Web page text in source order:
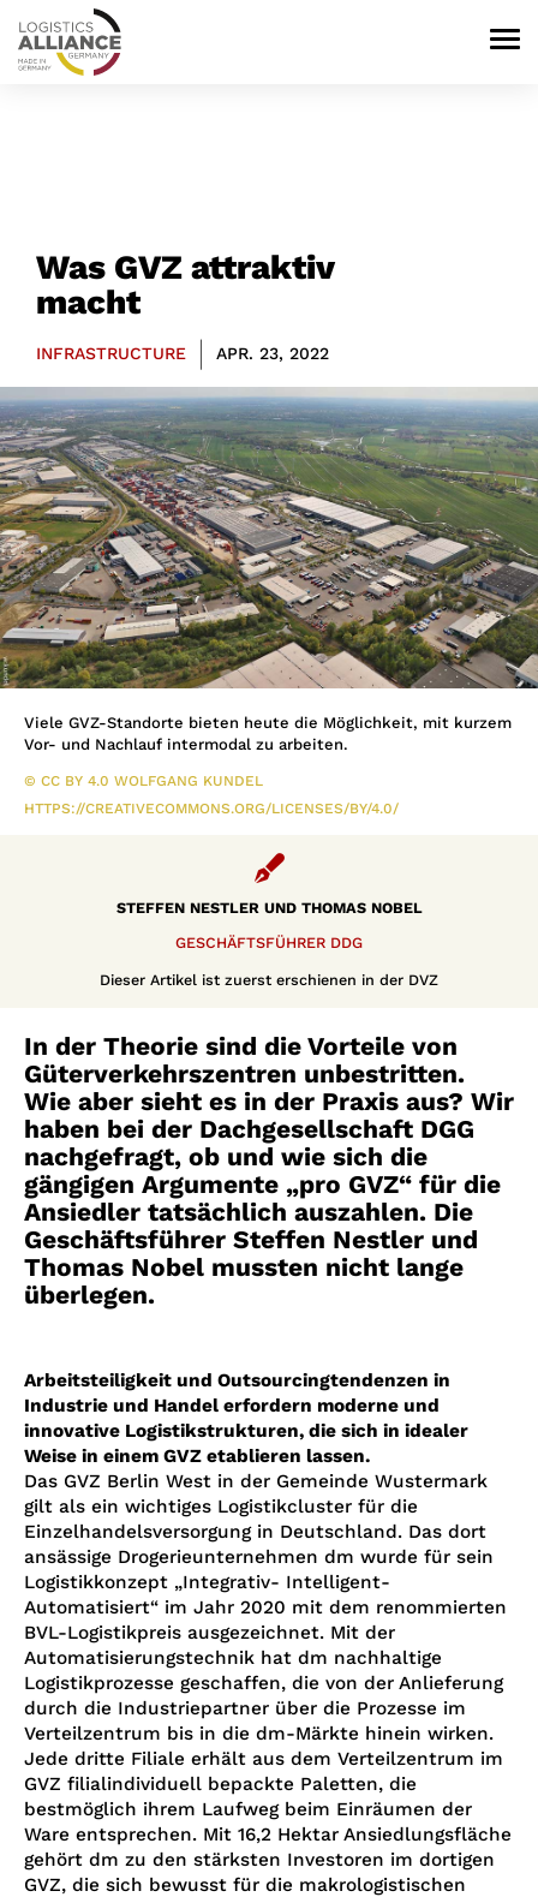
Was GVZ attraktiv
macht
INFRASTRUCTURE | APR. 23, 2022
Viele GVZ-Standorte bieten heute die Möglichkeit, mit kurzem
Vor- und Nachlauf intermodal zu arbeiten.
© CC BY 4.0 WOLFGANG KUNDEL
HTTPS://CREATIVECOMMONS.ORG/LICENSES/BY/4.0/

STEFFEN NESTLER UND THOMAS NOBEL
GESCHÄFTSFÜHRER DDG
Dieser Artikel ist zuerst erschienen in der DVZ
In der Theorie sind die Vorteile von
Güterverkehrszentren unbestritten.
Wie aber sieht es in der Praxis aus? Wir
haben bei der Dachgesellschaft DGG
nachgefragt, ob und wie sich die
gängigen Argumente „pro GVZ“ für die
Ansiedler tatsächlich auszahlen. Die
Geschäftsführer Steffen Nestler und
Thomas Nobel mussten nicht lange
überlegen.
Arbeitsteiligkeit und Outsourcingtendenzen in
Industrie und Handel erfordern moderne und
innovative Logistikstrukturen, die sich in idealer
Weise in einem GVZ etablieren lassen.
Das GVZ Berlin West in der Gemeinde Wustermark
gilt als ein wichtiges Logistikcluster für die
Einzelhandelsversorgung in Deutschland. Das dort
ansässige Drogerieunternehmen dm wurde für sein
Logistikkonzept „Integrativ- Intelligent-
Automatisiert“ im Jahr 2020 mit dem renommierten
BVL-Logistikpreis ausgezeichnet. Mit der
Automatisierungstechnik hat dm nachhaltige
Logistikprozesse geschaffen, die von der Anlieferung
durch die Industriepartner über die Prozesse im
Verteilzentrum bis in die dm-Märkte hinein wirken.
Jede dritte Filiale erhält aus dem Verteilzentrum im
GVZ filialindividuell bepackte Paletten, die
bestmöglich ihrem Laufweg beim Einräumen der
Ware entsprechen. Mit 16,2 Hektar Ansiedlungsfläche
gehört dm zu den stärksten Investoren im dortigen
GVZ, die sich bewusst für die makrologistischen